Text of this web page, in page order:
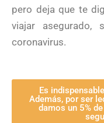
pero deja que te
viajar
coronavirus.
Es
Además, por ser
damos un 5%